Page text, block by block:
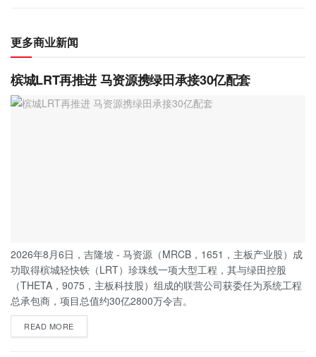
更多商业新闻
槟城LRT再推进 马资源携绿田承接30亿配套
2026年8月6日，吉隆坡 - 马资源（MRCB，1651，主板产业股）成
功取得槟城轻快铁（LRT）珍珠线一项大型工程，其与绿田控股
（THETA，9075，主板科技股）组成的联营公司获委任为系统工程
总承包商，项目总值约30亿2800万令吉。
READ MORE